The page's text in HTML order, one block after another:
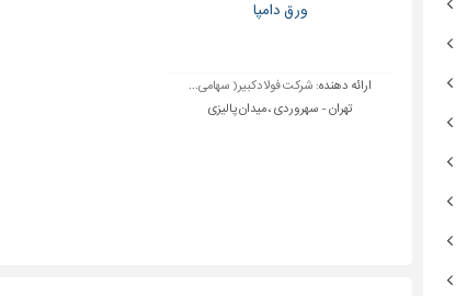
ورق دامپا
ارائه دهنده: شرکت فولادکبیر( سهامی...
تهران - سهروردی ، میدان پالیزی